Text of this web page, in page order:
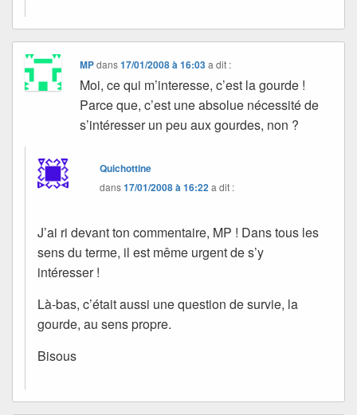
MPdans17/01/2008 à 16:03 a dit :
Moi, ce qui m’interesse, c’est la gourde !
Parce que, c’est une absolue nécessité de
s’intéresser un peu aux gourdes, non ?
Quichottine
dans17/01/2008 à 16:22a dit :
J’ai ri devant ton commentaire, MP ! Dans tous les
sens du terme, il est même urgent de s’y
intéresser !
Là-bas, c’était aussi une question de survie, la
gourde, au sens propre.
Bisous